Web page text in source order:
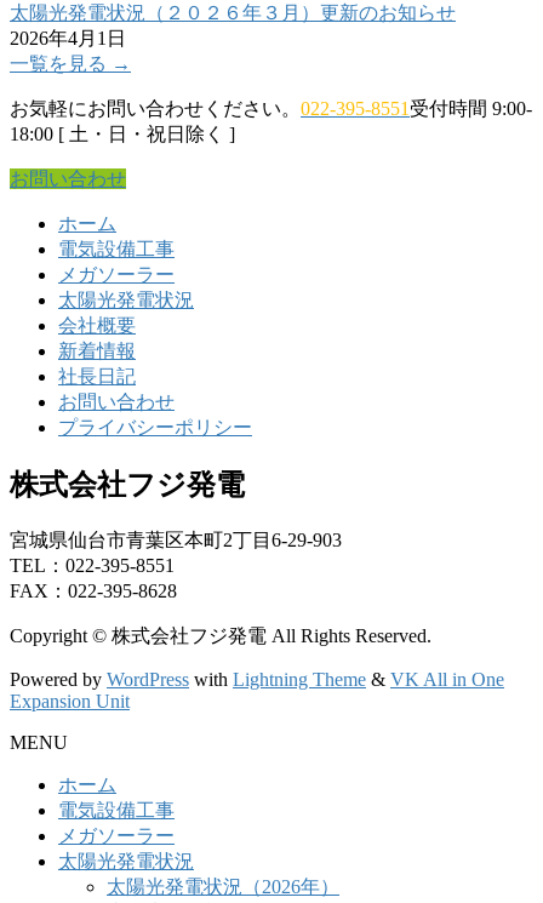
太陽光発電状況（２０２６年３月）更新のお知らせ
2026年4月1日
一覧を見る →
お気軽にお問い合わせください。 022-395-8551 受付時間 9:00-
18:00 [ 土・日・祝日除く ]
お問い合わせ
ホーム
電気設備工事
メガソーラー
太陽光発電状況
会社概要
新着情報
社長日記
お問い合わせ
プライバシーポリシー
株式会社フジ発電
宮城県仙台市青葉区本町2丁目6-29-903
TEL：022-395-8551
FAX：022-395-8628
Copyright © 株式会社フジ発電 All Rights Reserved.
Powered by WordPress with Lightning Theme & VK All in One
Expansion Unit
MENU
ホーム
電気設備工事
メガソーラー
太陽光発電状況
太陽光発電状況（2026年）